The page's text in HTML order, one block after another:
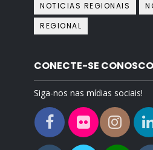
NOTICIAS REGIONAIS
REGIONAL
CONECTE-SE CONOSCO
Siga-nos nas mídias sociais!